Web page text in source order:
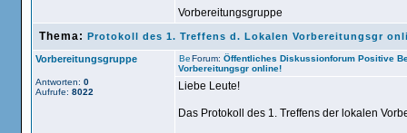
Vorbereitungsgruppe
Thema: Protokoll des 1. Treffens d. Lokalen Vorbereitungsgr
Vorbereitungsgruppe
Antworten: 0
Aufrufe: 8022
Forum: Öffentliches Diskussionforum Positive
Vorbereitungsgr online!
Liebe Leute!
Das Protokoll des 1. Treffens der lokalen